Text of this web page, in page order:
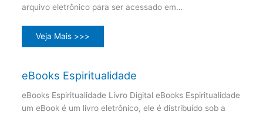
arquivo eletrônico para ser acessado em…
Veja Mais >>>
eBooks Espiritualidade
eBooks Espiritualidade Livro Digital eBooks Espiritualidade
um eBook é um livro eletrônico, ele é distribuído sob a